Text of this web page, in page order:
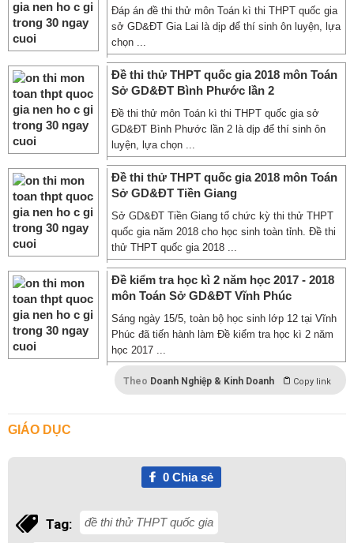
Đáp án đề thi thử môn Toán kì thi THPT quốc gia
sở GD&ĐT Gia Lai là dịp để thí sinh ôn luyện, lựa
chọn ...
Đề thi thử THPT quốc gia 2018 môn Toán
Sở GD&ĐT Bình Phước lần 2
Đề thi thử môn Toán kì thi THPT quốc gia sở
GD&ĐT Bình Phước lần 2 là dịp để thí sinh ôn
luyện, lựa chọn ...
Đề thi thử THPT quốc gia 2018 môn Toán
Sở GD&ĐT Tiền Giang
Sở GD&ĐT Tiền Giang tổ chức kỳ thi thử THPT
quốc gia năm 2018 cho học sinh toàn tỉnh. Đề thi
thử THPT quốc gia 2018 ...
Đề kiểm tra học kì 2 năm học 2017 - 2018
môn Toán Sở GD&ĐT Vĩnh Phúc
Sáng ngày 15/5, toàn bộ học sinh lớp 12 tại Vĩnh
Phúc đã tiến hành làm Đề kiểm tra học kì 2 năm
học 2017 ...
Theo Doanh Nghiệp & Kinh Doanh Copy link
GIÁO DỤC
0Chia sẻ
Tag: đề thi thử THPT quốc gia